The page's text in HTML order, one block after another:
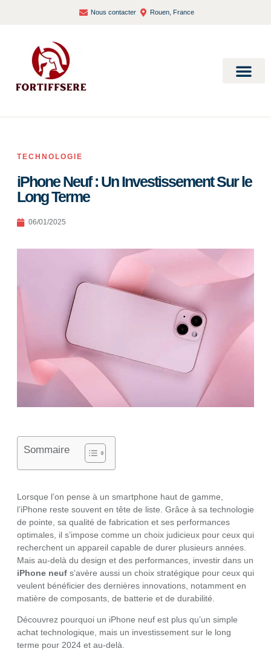
Nous contacter Rouen, France
TECHNOLOGIE
iPhone Neuf : Un Investissement Sur le
Long Terme
06/01/2025
Sommaire
Lorsque l’on pense à un smartphone haut de gamme,
l’iPhone reste souvent en tête de liste. Grâce à sa technologie
de pointe, sa qualité de fabrication et ses performances
optimales, il s’impose comme un choix judicieux pour ceux qui
recherchent un appareil capable de durer plusieurs années.
Mais au-delà du design et des performances, investir dans un
iPhone neuf s’avère aussi un choix stratégique pour ceux qui
veulent bénéficier des dernières innovations, notamment en
matière de composants, de batterie et de durabilité.
Découvrez pourquoi un iPhone neuf est plus qu’un simple
achat technologique, mais un investissement sur le long
terme pour 2024 et au-delà.